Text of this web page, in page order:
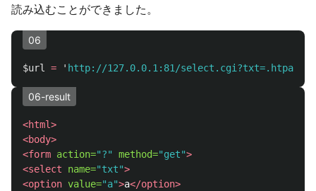
読み込むことができました。
06
$url = ' http://127.0.0.1:81/
06-result
<html>
<body>
<form action="?" method="get">
<select
name="txt">
<option value="a">a</option>